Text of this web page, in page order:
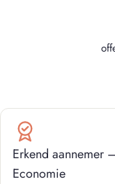
Erkend aannemer
Economie